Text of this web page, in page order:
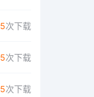
5次下载
5次下载
5次下载